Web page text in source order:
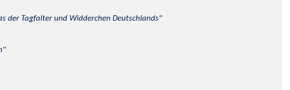
der Tagfalter und Widderchen Deutschlands